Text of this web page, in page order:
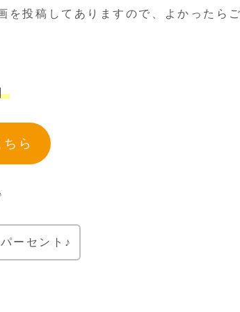
を投稿してありますので、よかったら
ら
ーセント♪